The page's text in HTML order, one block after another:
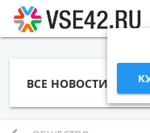
ВСЕ НОВОСТИ